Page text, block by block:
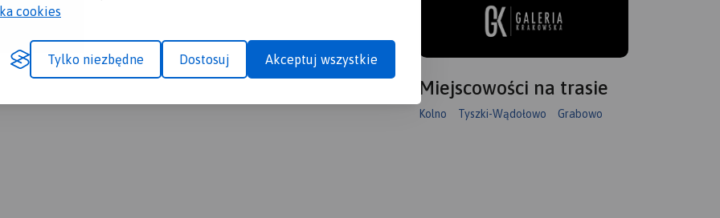
cookies
Tylko niezbędne Dostosuj Akceptuj wszystkie
Miejscowości na trasie
Kolno Tyszki-Wądołowo Grabowo